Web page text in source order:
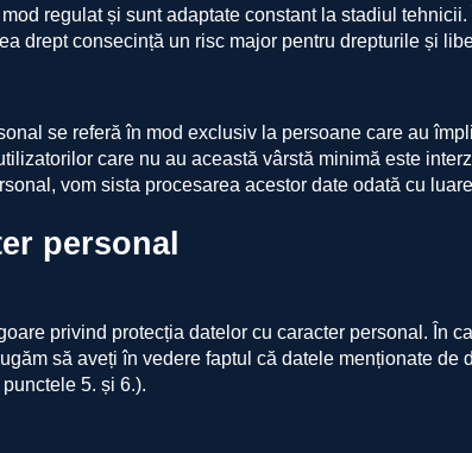
regulat și sunt adaptate constant la stadiul
drept consecință un risc major pentru drepturile și
se referă în mod exclusiv la persoane care au
care nu au această vârstă minimă este
vom sista procesarea acestor date odată cu
personal
privind protecția datelor cu caracter personal. În
să aveți în vedere faptul că datele menționate de
5. și 6.).